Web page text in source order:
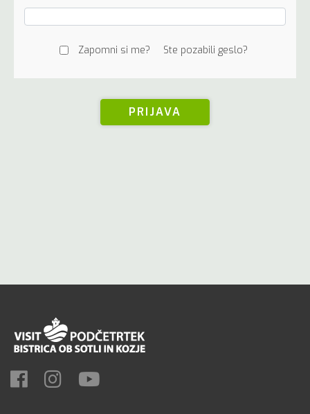
Zapomni si me? Ste pozabili geslo?